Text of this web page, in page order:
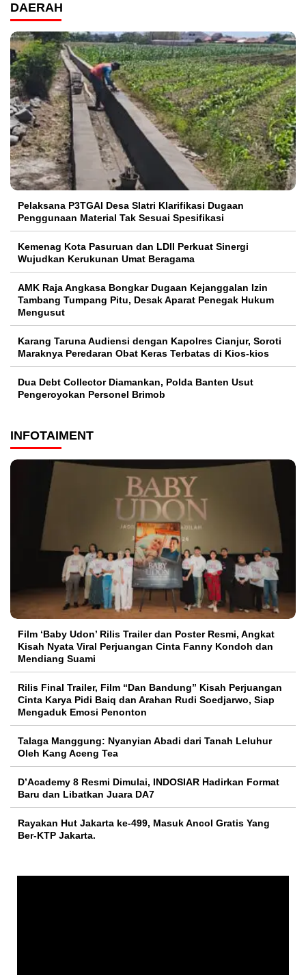
DAERAH
Pelaksana P3TGAI Desa Slatri Klarifikasi Dugaan
Penggunaan Material Tak Sesuai Spesifikasi
Kemenag Kota Pasuruan dan LDII Perkuat Sinergi
Wujudkan Kerukunan Umat Beragama
AMK Raja Angkasa Bongkar Dugaan Kejanggalan Izin
Tambang Tumpang Pitu, Desak Aparat Penegak Hukum
Mengusut
Karang Taruna Audiensi dengan Kapolres Cianjur, Soroti
Maraknya Peredaran Obat Keras Terbatas di Kios-kios
Dua Debt Collector Diamankan, Polda Banten Usut
Pengeroyokan Personel Brimob
INFOTAIMENT
Film ‘Baby Udon’ Rilis Trailer dan Poster Resmi, Angkat
Kisah Nyata Viral Perjuangan Cinta Fanny Kondoh dan
Mendiang Suami
Rilis Final Trailer, Film “Dan Bandung” Kisah Perjuangan
Cinta Karya Pidi Baiq dan Arahan Rudi Soedjarwo, Siap
Mengaduk Emosi Penonton
Talaga Manggung: Nyanyian Abadi dari Tanah Leluhur
Oleh Kang Aceng Tea
D’Academy 8 Resmi Dimulai, INDOSIAR Hadirkan Format
Baru dan Libatkan Juara DA7
Rayakan Hut Jakarta ke-499, Masuk Ancol Gratis Yang
Ber-KTP Jakarta.